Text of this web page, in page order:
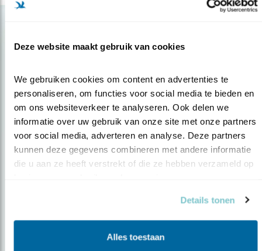
Deze website maakt gebruik van cookies
We gebruiken cookies om content en advertenties te
personaliseren, om functies voor social media te bieden en
om ons websiteverkeer te analyseren. Ook delen we
informatie over uw gebruik van onze site met onze partners
voor social media, adverteren en analyse. Deze partners
kunnen deze gegevens combineren met andere informatie
die u aan ze heeft verstrekt of die ze hebben verzameld op
Details tonen
Alles toestaan
Op de hoogte blijven?
Meld je aan en ontvang nieuws, inspiratie, acties en tips
over vogels en activiteiten van Vogelbescherming.